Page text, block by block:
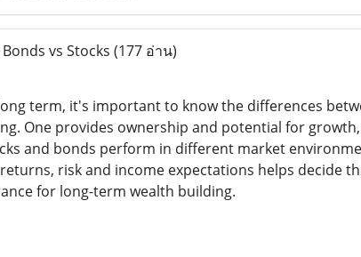
vs Stocks (177 อ่าน)
term, it's important to know the differences
One provides ownership and potential for
and bonds perform in different market
risk and income expectations helps decide
for long-term wealth building.